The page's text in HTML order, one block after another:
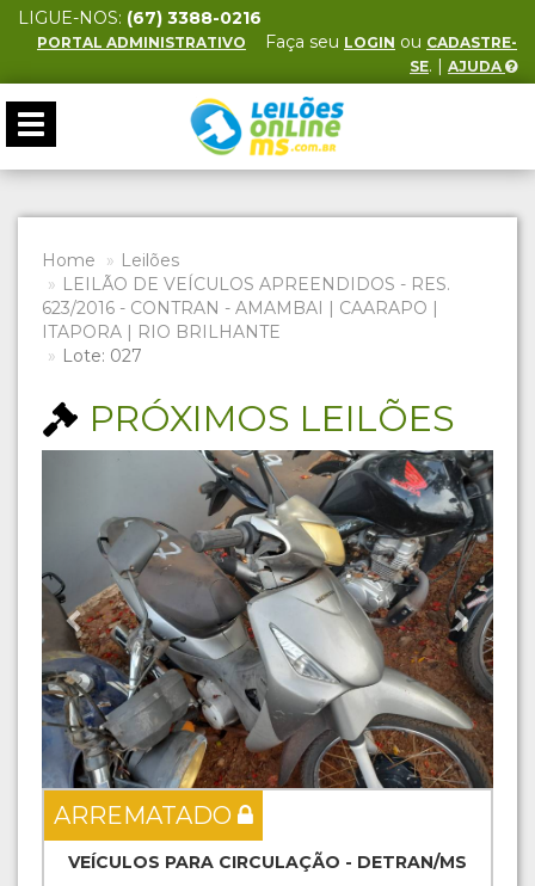
LIGUE-NOS: (67) 3388-0216
PORTAL ADMINISTRATIVO Faça seu LOGIN ou CADASTRE-
SE. | AJUDA
Toggle
navigation
Home
Leilões
LEILÃO DE VEÍCULOS APREENDIDOS - RES.
623/2016 - CONTRAN - AMAMBAI | CAARAPO |
ITAPORA | RIO BRILHANTE
Lote: 027
PRÓXIMOS LEILÕES
Next
ARREMATADO
VEÍCULOS PARA CIRCULAÇÃO - DETRAN/MS